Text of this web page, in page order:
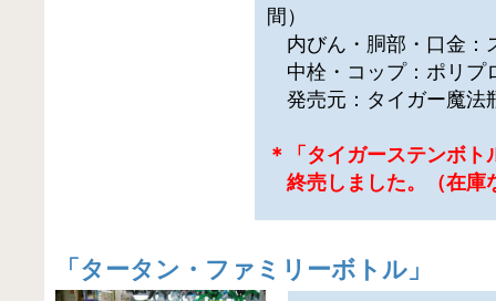
間）
内びん・胴部・口金：
中栓・コップ：ポリプ
発売元：タイガー魔法
＊「タイガーステンボ
終売しました。（在庫
「 タータン・ファミリーボトル 」